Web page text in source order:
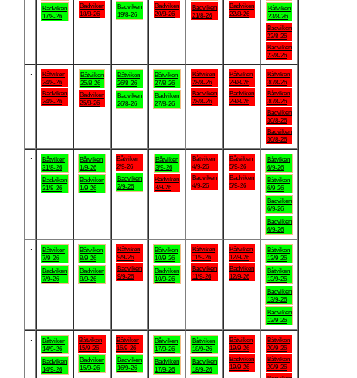
Badviken
17/8-26
Badviken
18/8-26
Badviken
19/8-26
Badviken
20/8-26
Badviken
21/8-26
Badviken
22/8-26
Båtviken
23/8-26
Badviken
23/8-26
Badviken
23/8-26
Båtviken
24/8-26
Badviken
24/8-26
Båtviken
25/8-26
Badviken
25/8-26
Båtviken
26/8-26
Badviken
26/8-26
Båtviken
27/8-26
Badviken
27/8-26
Båtviken
28/8-26
Badviken
28/8-26
Båtviken
29/8-26
Badviken
29/8-26
Båtviken
30/8-26
Båtviken
30/8-26
Badviken
30/8-26
Badviken
30/8-26
Båtviken
31/8-26
Badviken
31/8-26
Båtviken
1/9-26
Badviken
1/9-26
Båtviken
2/9-26
Badviken
2/9-26
Båtviken
3/9-26
Badviken
3/9-26
Båtviken
4/9-26
Badviken
4/9-26
Båtviken
5/9-26
Badviken
5/9-26
Båtviken
6/9-26
Båtviken
6/9-26
Badviken
6/9-26
Badviken
6/9-26
Båtviken
7/9-26
Badviken
7/9-26
Båtviken
8/9-26
Badviken
8/9-26
Båtviken
9/9-26
Badviken
9/9-26
Båtviken
10/9-26
Badviken
10/9-26
Båtviken
11/9-26
Badviken
11/9-26
Båtviken
12/9-26
Badviken
12/9-26
Båtviken
13/9-26
Båtviken
13/9-26
Badviken
13/9-26
Badviken
13/9-26
Båtviken
14/9-26
Badviken
14/9-26
Båtviken
15/9-26
Badviken
15/9-26
Båtviken
16/9-26
Badviken
16/9-26
Båtviken
17/9-26
Badviken
17/9-26
Båtviken
18/9-26
Badviken
18/9-26
Båtviken
19/9-26
Badviken
19/9-26
Båtviken
20/9-26
Båtviken
20/9-26